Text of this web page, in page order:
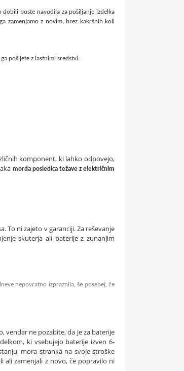
boste navodila za pošiljanje izdelka
zamenjamo z novim, brez kakršnih koli
pošljete z lastnimi sredstvi.
komponent, ki lahko odpovejo,
morda posledica težave z električnim
To ni zajeto v garanciji. Za reševanje
skuterja ali baterije z zunanjim
nepovratno izpraznila, še posebej, če
vendar ne pozabite, da je za baterije
ki vsebujejo baterije izven 6-
mora stranka na svoje stroške
ali zamenjali z novo, če popravilo ni